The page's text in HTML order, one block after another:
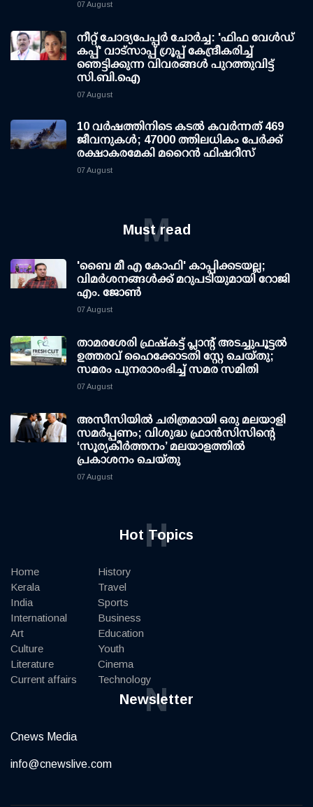
07 August
നീറ്റ് ചോദ്യപേപ്പര്‍ ചോര്‍ച്ച: 'ഫിഫ വേള്‍ഡ്
കപ്പ്' വാട്സാപ്പ് ഗ്രൂപ്പ് കേന്ദ്രീകരിച്ച്
ഞെട്ടിക്കുന്ന വിവരങ്ങള്‍ പുറത്തുവിട്ട്
സി.ബി.ഐ
07 August
10 വര്‍ഷത്തിനിടെ കടല്‍ കവര്‍ന്നത് 469
ജീവനുകള്‍; 47000 ത്തിലധികം പേര്‍ക്ക്
രക്ഷാകരമേകി മറൈന്‍ ഫിഷറീസ്
07 August
Must read
M
'ബൈ മീ എ കോഫി' കാപ്പിക്കടയല്ല;
വിമര്‍ശനങ്ങള്‍ക്ക് മറുപടിയുമായി റോജി
എം. ജോണ്‍
07 August
താമരശേരി ഫ്രഷ്കട്ട് പ്ലാന്റ് അടച്ചുപൂട്ടൽ
ഉത്തരവ് ഹൈക്കോടതി സ്റ്റേ ചെയ്തു;
സമരം പുനരാരംഭിച്ച് സമര സമിതി
07 August
അസീസിയിൽ ചരിത്രമായി ഒരു മലയാളി
സമർപ്പണം; വിശുദ്ധ ഫ്രാൻസിസിന്റെ
‘സൂര്യകീർത്തനം’ മലയാളത്തിൽ
പ്രകാശനം ചെയ്തു
07 August
Hot Topics
H
Home
Kerala
India
International
Art
Culture
Literature
Current affairs
History
Travel
Sports
Business
Education
Youth
Cinema
Technology
Newsletter
N
Cnews Media
info@cnewslive.com